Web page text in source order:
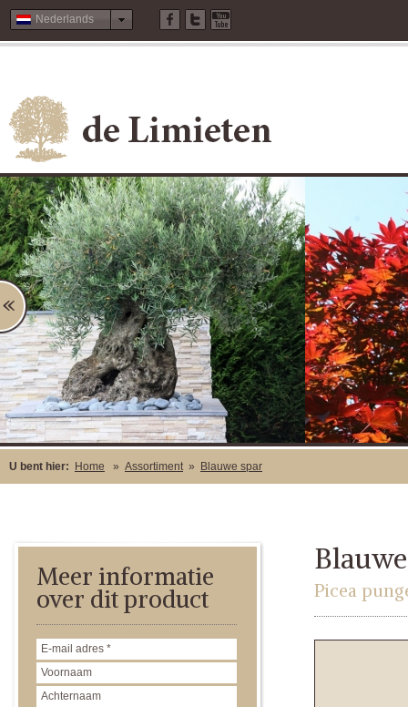
Nederlands
U bent hier: Home » Assortiment» Blauwe spar
Meer informatie
over dit product Picea